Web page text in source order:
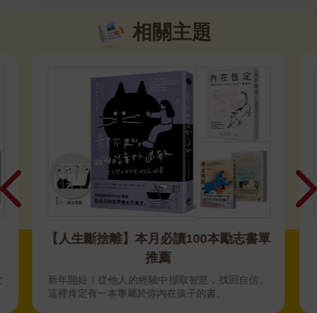
相關主題
【人生斷捨離】本月必讀100本勵志書單
推薦
新年開始！從他人的經驗中擷取智慧，找回自信。
這裡肯定有一本專屬於你內在孩子的書。